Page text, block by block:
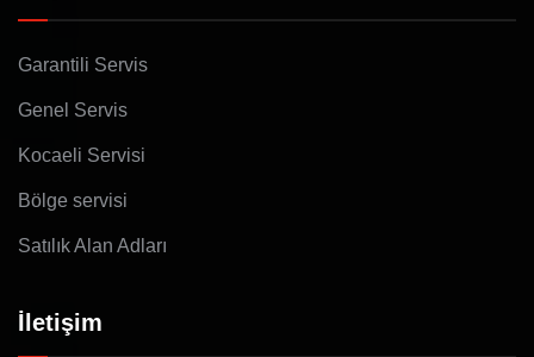
Garantili Servis
Genel Servis
Kocaeli Servisi
Bölge servisi
Satılık Alan Adları
İletişim